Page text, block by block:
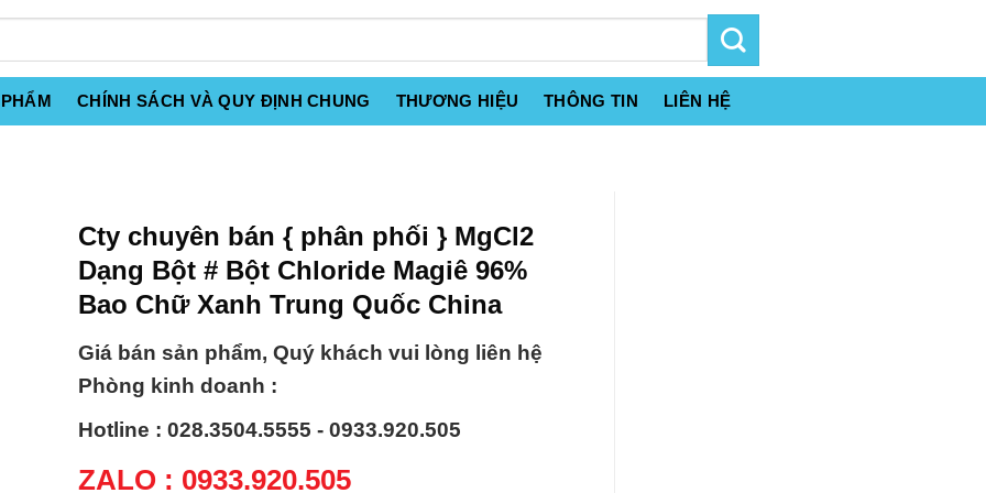
CHÍNH SÁCH VÀ QUY ĐỊNH CHUNG THƯƠNG HIỆU THÔNG TIN LIÊN HỆ
Cty chuyên bán { phân phối } MgCl2
Dạng Bột # Bột Chloride Magiê 96%
Bao Chữ Xanh Trung Quốc China
Giá bán sản phẩm, Quý khách vui lòng liên hệ
Phòng kinh doanh :
Hotline : 028.3504.5555 - 0933.920.505
ZALO : 0933.920.505